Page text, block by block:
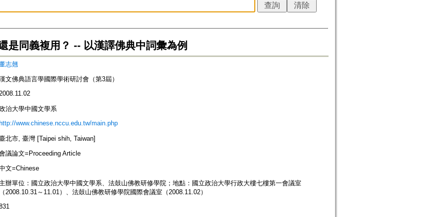
是同義複用？ -- 以漢譯佛典中詞彙為例
志翹
文佛典語言學國際學術研討會（第3屆）
治大學中國文學系
http://www.chinese.nccu.edu.tw/main.php
北市, 臺灣 [Taipei shih, Taiwan]
議論文=Proceeding Article
文=Chinese
主辦單位：國立政治大學中國文學系、法鼓山佛教研修學院；地點：國立政治大學行政大樓七樓第一會議室
（2008.10.31～11.01）、法鼓山佛教研修學院國際會議室（2008.11.02）